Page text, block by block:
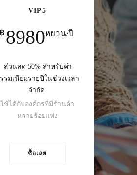
VIP5
฿ 8980หยวน/ปี
ส่วนลด 50% สำหรับค่า
รมเนียมรายปีในช่วงเวลา
จำกัด
ใช้ได้กับองค์กรที่มีร้านค้า
หลายร้อยแห่ง
ซื้อเลย